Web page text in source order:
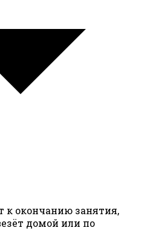
к окончанию занятия,
домой или по